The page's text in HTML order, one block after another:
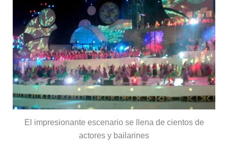
El impresionante escenario se llena de cientos de
actores y bailarines